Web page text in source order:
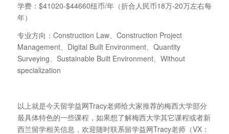
学费：$41020-$44660纽币/年（折合人民币18万-20万左右每
年）
专业方向：Construction Law、Construction Project
Management、Digital Built Environment、Quantity
Surveying、Sustainable Built Environment、Without
specialization
以上就是今天留学益网Tracy老师给大家推荐的梅西大学部分
最具体特色的一些课程，如果想了解梅西大学其它课程或者新
西兰留学相关信息，欢迎随时联系留学益网Tracy老师（VX：